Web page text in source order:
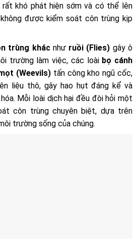
khó phát hiện sớm và có thể lên
được kiểm soát côn trùng kịp
trùng khácnhư ruồi (Flies) gây ô
trường làm việc, các loài bọ cánh
(Weevils) tấn công kho ngũ cốc,
liệu thô, gây hao hụt đáng kể và
Mỗi loài dịch hại đều đòi hỏi một
côn trùng chuyên biệt, dựa trên
trường sống của chúng.